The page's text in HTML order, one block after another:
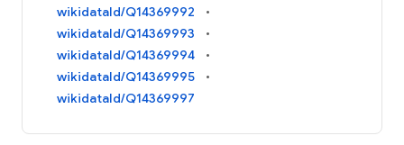
wikidataId/Q14369992
wikidataId/Q14369993
wikidataId/Q14369994
wikidataId/Q14369995
wikidataId/Q14369997